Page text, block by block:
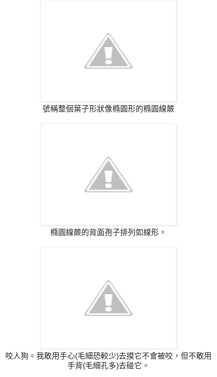
號稱整個葉子形狀像橢圓形的橢圓線蕨
橢圓線蕨的背面孢子排列如線形。
咬人狗。我敢用手心(毛細恐較少)去摸它不會被咬，但不敢用
手背(毛細孔多)去碰它。